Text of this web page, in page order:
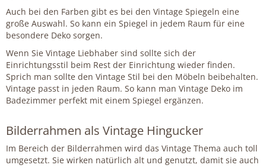
Auch bei den Farben gibt es bei den Vintage Spiegeln eine
große Auswahl. So kann ein Spiegel in jedem Raum für eine
besondere Deko sorgen.
Wenn Sie Vintage Liebhaber sind sollte sich der
Einrichtungsstil beim Rest der Einrichtung wieder finden.
Sprich man sollte den Vintage Stil bei den Möbeln beibehalten.
Vintage passt in jeden Raum. So kann man Vintage Deko im
Badezimmer perfekt mit einem Spiegel ergänzen.
Bilderrahmen als Vintage Hingucker
Im Bereich der Bilderrahmen wird das Vintage Thema auch toll
umgesetzt. Sie wirken natürlich alt und genutzt, damit sie auch